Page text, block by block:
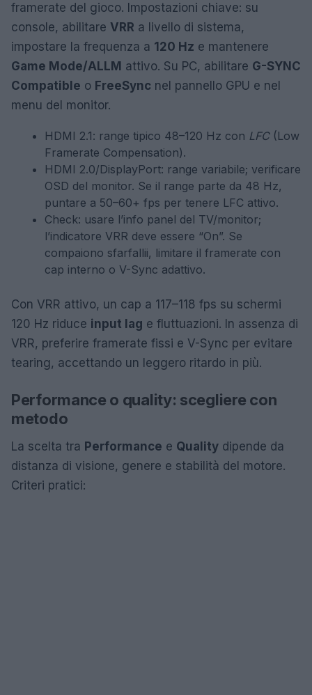
framerate del gioco. Impostazioni chiave: su
console, abilitare VRR a livello di sistema,
impostare la frequenza a 120 Hz e mantenere
Game Mode/ALLM attivo. Su PC, abilitare G-SYNC
Compatible o FreeSync nel pannello GPU e nel
menu del monitor.
HDMI 2.1: range tipico 48–120 Hz con LFC(Low
Framerate Compensation).
HDMI 2.0/DisplayPort: range variabile; verificare
OSD del monitor. Se il range parte da 48 Hz,
puntare a 50–60+ fps per tenere LFC attivo.
Check: usare l’info panel del TV/monitor;
l’indicatore VRR deve essere “On”. Se
compaiono sfarfallii, limitare il framerate con
cap interno o V-Sync adattivo.
Con VRR attivo, un cap a 117–118 fps su schermi
120 Hz riduce input lag e fluttuazioni. In assenza di
VRR, preferire framerate fissi e V-Sync per evitare
tearing, accettando un leggero ritardo in più.
Performance o quality: scegliere con
metodo
La scelta tra Performance e Quality dipende da
distanza di visione, genere e stabilità del motore.
Criteri pratici: